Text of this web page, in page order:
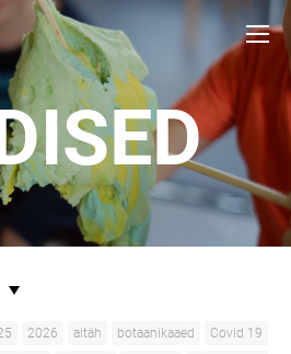
2026 aitäh botaanikaaed
Covid 19